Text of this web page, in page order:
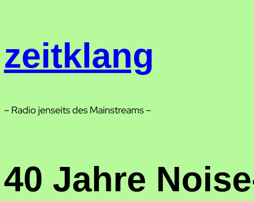
zeitklang
– Radio jenseits des Mainstreams –
40 Jahre